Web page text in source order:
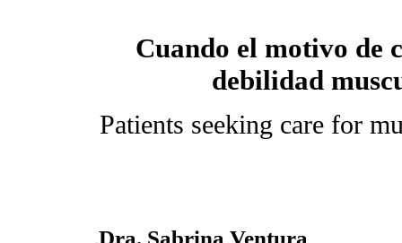
Cuando el motivo de
debilidad
Patients seeking care for